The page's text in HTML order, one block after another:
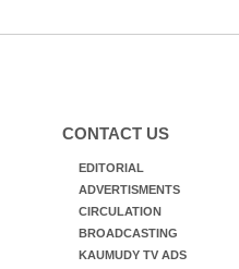
CONTACT US
EDITORIAL
ADVERTISMENTS
CIRCULATION
BROADCASTING
KAUMUDY TV ADS